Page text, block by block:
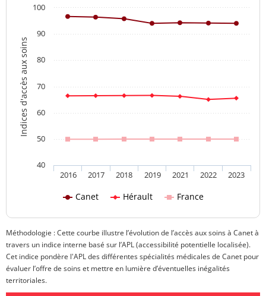
Indices d'accès aux soins
Canet Hérault France
2016 2017 2018 2019 2021 2022 2023
40
50
60
70
80
90
100
Méthodologie : Cette courbe illustre l’évolution de l’accès aux soins à Canet à
travers un indice interne basé sur l’APL (accessibilité potentielle localisée).
Cet indice pondère l'APL des différentes spécialités médicales de Canet pour
évaluer l’offre de soins et mettre en lumière d’éventuelles inégalités
territoriales.